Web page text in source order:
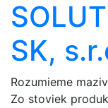
SK,
Rozumieme
Zo stoviek